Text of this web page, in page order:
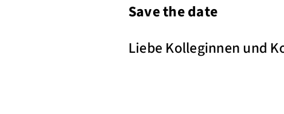
Save the date
Liebe Kolleginnen und